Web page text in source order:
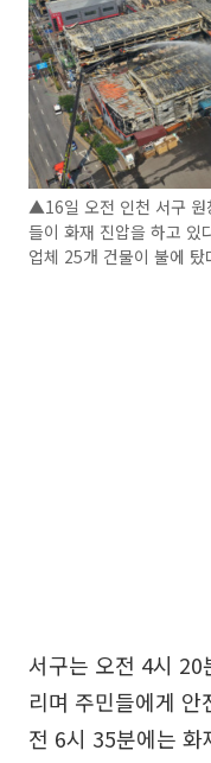
▲16일 오전 인천 서구 원
들이 화재 진압을 하고 있
업체 25개 건물이 불에
서구는 오전 4시
리며 주민들에게
전 6시 35분에는 화